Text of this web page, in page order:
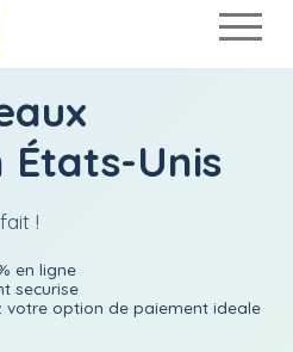
Unis
!
en ligne
securise
votre option de paiement ideale